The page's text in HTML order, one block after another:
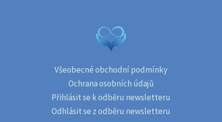
kraniosakrální asociace
2018 Oči a kraniosakrální
terapie, MVDr. Hana
Chocholatá, Kopřivnice
Terapeutický přístup k
traumatu, Mgr. Petr
Odstrčil, Praha
Všeobecné obchodní podmínky
Ochrana osobních údajů
Přihlásit se k odběru newsletteru
Odhlásit se z odběru newsletteru